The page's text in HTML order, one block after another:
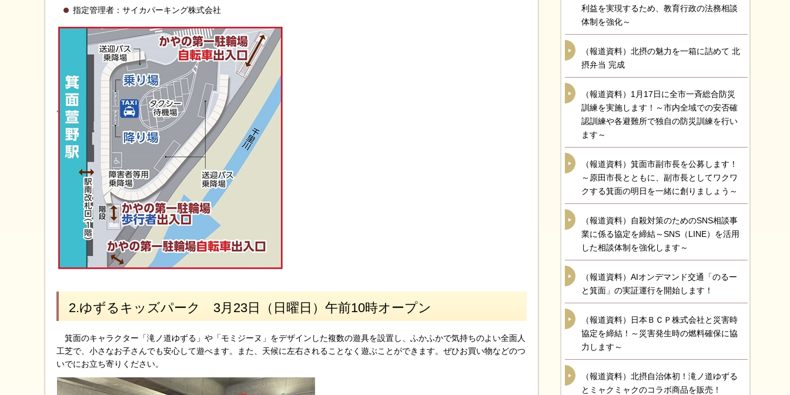
指定管理者：サイカパーキング株式会社
2.ゆずるキッズパーク 3月23日（日曜日）午前10時オープン
箕面のキャラクター「滝ノ道ゆずる」や「モミジーヌ」をデザインした複数の遊具を設置し、ふかふかで気持ちのよい全面人
工芝で、小さなお子さんでも安心して遊べます。また、天候に左右されることなく遊ぶことができます。ぜひお買い物などのつ
いでにお立ち寄りください。
利益を実現するため、教育行政の法務相談
体制を強化～
（報道資料）北摂の魅力を一箱に詰めて 北
摂弁当 完成
（報道資料）1月17日に全市一斉総合防災
訓練を実施します！～市内全域での安否確
認訓練や各避難所で独自の防災訓練を行い
ます～
（報道資料）箕面市副市長を公募します！
～原田市長とともに、副市長としてワクワ
クする箕面の明日を一緒に創りましょう～
（報道資料）自殺対策のためのSNS相談事
業に係る協定を締結～SNS（LINE）を活用
した相談体制を強化します～
（報道資料）AIオンデマンド交通「のるー
と箕面」の実証運行を開始します！
（報道資料）日本ＢＣＰ株式会社と災害時
協定を締結！～災害発生時の燃料確保に協
力します～
（報道資料）北摂自治体初！滝ノ道ゆずる
とミャクミャクのコラボ商品を販売！